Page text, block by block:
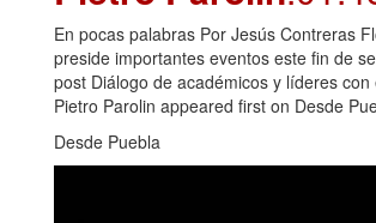
En pocas palabras Por Jesús Contreras
preside importantes eventos este fin de
post Diálogo de académicos y líderes con
Pietro Parolin appeared first on Desde
Desde Puebla